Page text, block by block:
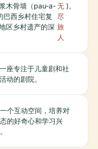
木骨墙（pau-a-
巴西乡村住宅复
区乡村遗产的深
无
尽
旅
人
)。
一座专注于儿童剧和社
动的剧院。
一个互动空间，培养对
的好奇心和学习兴